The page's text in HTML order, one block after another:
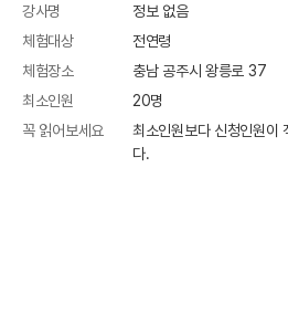
강사명
정보 없음
체험대상
전연령
체험장소
충남 공주시 왕릉로 37
최소인원
20명
꼭 읽어보세요
최소인원보다 신청인원이
다.